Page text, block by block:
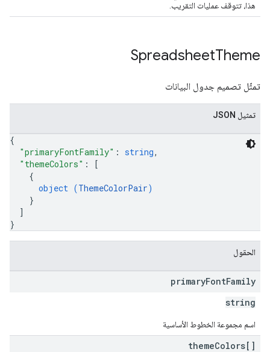
هذا، تتوقف عمليات التقريب.
SpreadsheetTheme
تمثّل تصميم جدول البيانات
تمثيل JSON
{
"primaryFontFamily" : string,
"themeColors" :
[
{
object (ThemeColorPair)
}
]
}
الحقول
primaryFontFamily
string
اسم مجموعة الخطوط الأساسية
themeColors[]